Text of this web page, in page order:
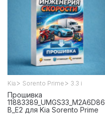
Kia > Sorento Prime > 3.3 i
Прошивка
11883389_UMGS33_M2A6D86
B_E2 для Kia Sorento Prime